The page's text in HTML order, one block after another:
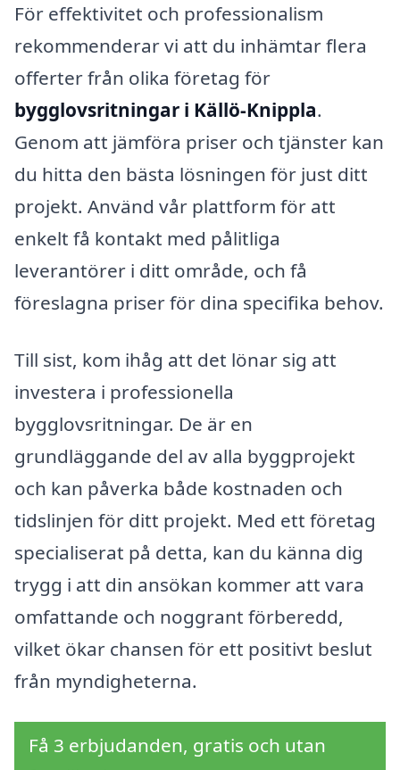
För effektivitet och professionalism
rekommenderar vi att du inhämtar flera
offerter från olika företag för
bygglovsritningar i Källö-Knippla.
Genom att jämföra priser och tjänster kan
du hitta den bästa lösningen för just ditt
projekt. Använd vår plattform för att
enkelt få kontakt med pålitliga
leverantörer i ditt område, och få
föreslagna priser för dina specifika behov.
Till sist, kom ihåg att det lönar sig att
investera i professionella
bygglovsritningar. De är en
grundläggande del av alla byggprojekt
och kan påverka både kostnaden och
tidslinjen för ditt projekt. Med ett företag
specialiserat på detta, kan du känna dig
trygg i att din ansökan kommer att vara
omfattande och noggrant förberedd,
vilket ökar chansen för ett positivt beslut
från myndigheterna.
Få 3 erbjudanden, gratis och utan